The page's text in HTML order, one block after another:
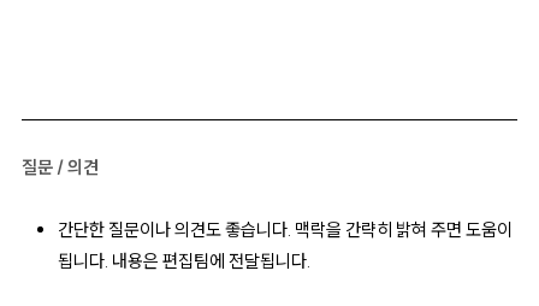
질문 / 의견
간단한 질문이나 의견도 좋습니다. 맥락을 간략히 밝혀 주면 도움이
됩니다. 내용은 편집팀에 전달됩니다.